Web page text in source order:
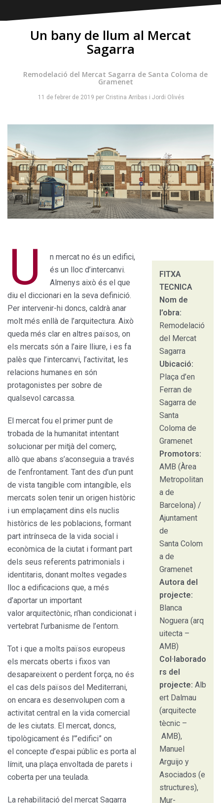
Un bany de llum al Mercat
Sagarra
Remodelació del Mercat Sagarra de Santa Coloma de
Gramenet
11 de febrer de 2019 per Cristina Arribas i Jordi Olivés
FITXA
TECNICA
Nom de
l’obra:
Remodelació
del Mercat
Sagarra
Ubicació:
Plaça d’en
Ferran de
Sagarra de
Santa
Coloma de
Gramenet
Promotors:
AMB (Àrea
Metropolitan
a de
Barcelona) /
Ajuntament
de
Santa Colom
a de
Gramenet
Autora del
projecte:
Blanca
Noguera (arq
uitecta –
AMB)
Col·laborado
rs del
projecte: Alb
ert Dalmau
(arquitecte
tècnic –
AMB),
Manuel
Arguijo y
Asociados (e
structures),
Mur-
U
n mercat no és un edifici,
és un lloc d’intercanvi.
Almenys això és el que
diu el diccionari en la seva definició.
Per intervenir-hi doncs, caldrà anar
molt més enllà de l’arquitectura. Això
queda més clar en altres països, on
els mercats són a l’aire lliure, i es fa
palès que l’intercanvi, l’activitat, les
relacions humanes en són
protagonistes per sobre de
qualsevol carcassa.
El mercat fou el primer punt de
trobada de la humanitat intentant
solucionar per mitjà del comerç,
allò que abans s’aconseguia a través
de l’enfrontament. Tant des d’un punt
de vista tangible com intangible, els
mercats solen tenir un origen històric
i un emplaçament dins els nuclis
històrics de les poblacions, formant
part intrínseca de la vida social i
econòmica de la ciutat i formant part
dels seus referents patrimonials i
identitaris, donant moltes vegades
lloc a edificacions que, a més
d’aportar un important
valor arquitectònic, n’han condicionat i
vertebrat l’urbanisme de l’entorn.
Tot i que a molts països europeus
els mercats oberts i fixos van
desapareixent o perdent força, no és
el cas dels països del Mediterrani,
on encara es desenvolupen com a
activitat central en la vida comercial
de les ciutats. El mercat, doncs,
tipològicament és l’”edifici” on
el concepte d’espai públic es porta al
límit, una plaça envoltada de parets i
coberta per una teulada.
La rehabilitació del mercat Sagarra